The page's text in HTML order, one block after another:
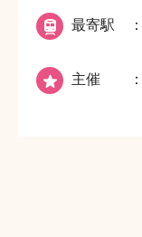
最寄駅
主催